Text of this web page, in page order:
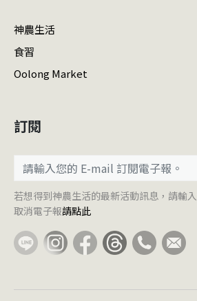
神農生活
食習
Oolong Market
訂閱
若想得到神農生活的最新活動訊息，請輸
取消電子報請點此